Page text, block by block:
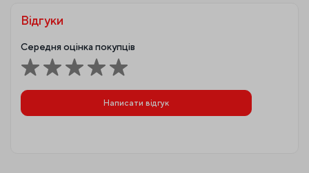
Відгуки
Середня оцінка покупців
Написати відгук